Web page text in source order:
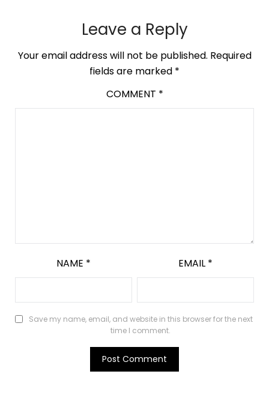
Leave a Reply
Your email address will not be published. Required
fields are marked *
COMMENT *
NAME * EMAIL *
Save my name, email, and website in this browser for the next
time I comment.